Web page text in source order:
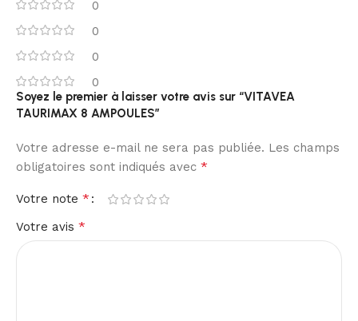
0
0
0
0
Soyez le premier à laisser votre avis sur “VITAVEA
TAURIMAX 8 AMPOULES”
Votre adresse e-mail ne sera pas publiée. Les champs
obligatoires sont indiqués avec *
Votre note *
Votre avis *